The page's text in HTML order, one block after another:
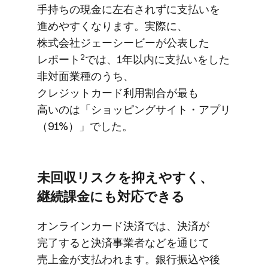
手持ちの​現金に​左右されずに​支払いを​
進めやすくなります。​実際に、​
株式会社ジェーシービーが​公表した​
レポート 2では、​1年以内に​支払いを​した​
非対面業種の​うち、​
クレジットカード利用​割合が​最も​
高いのは​「ショッピングサイト・アプリ​
（91%）」でした。
未回収リスクを​抑えやすく、​
継続課金にも​対応できる
オンラインカード決済では、​決済が​
完了すると​決済事業者などを​通じて​
売上金が​支払われます。​銀行振込や​後​